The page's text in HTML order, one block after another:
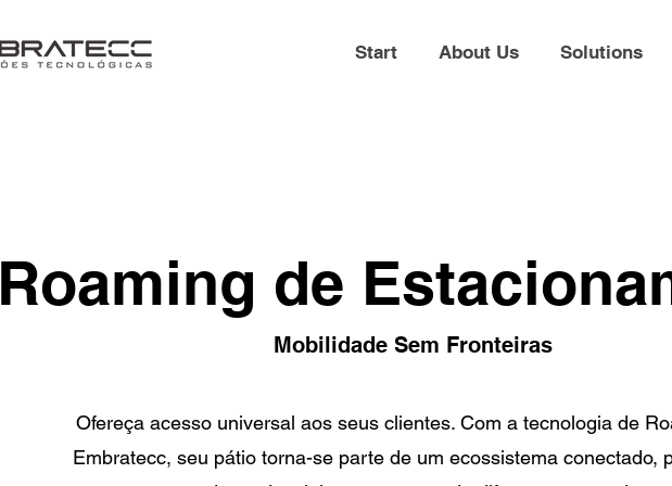
Start About Us Solutions
Roaming de
Mobilidade Sem Fronteiras
Ofereça acesso universal aos seus clientes. Com a tecnologia de
Embratecc, seu pátio torna-se parte de um ecossistema conectado,